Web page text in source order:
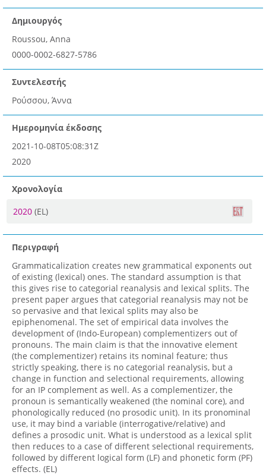
Δημιουργός
Roussou, Anna
0000-0002-6827-5786
Συντελεστής
Ρούσσου, Άννα
Ημερομηνία έκδοσης
2021-10-08T05:08:31Z
2020
Χρονολογία
2020 (EL)
Περιγραφή
Grammaticalization creates new grammatical exponents out
of existing (lexical) ones. The standard assumption is that
this gives rise to categorial reanalysis and lexical splits. The
present paper argues that categorial reanalysis may not be
so pervasive and that lexical splits may also be
epiphenomenal. The set of empirical data involves the
development of (Indo-European) complementizers out of
pronouns. The main claim is that the innovative element
(the complementizer) retains its nominal feature; thus
strictly speaking, there is no categorial reanalysis, but a
change in function and selectional requirements, allowing
for an IP complement as well. As a complementizer, the
pronoun is semantically weakened (the nominal core), and
phonologically reduced (no prosodic unit). In its pronominal
use, it may bind a variable (interrogative/relative) and
defines a prosodic unit. What is understood as a lexical split
then reduces to a case of different selectional requirements,
followed by different logical form (LF) and phonetic form (PF)
effects. (EL)